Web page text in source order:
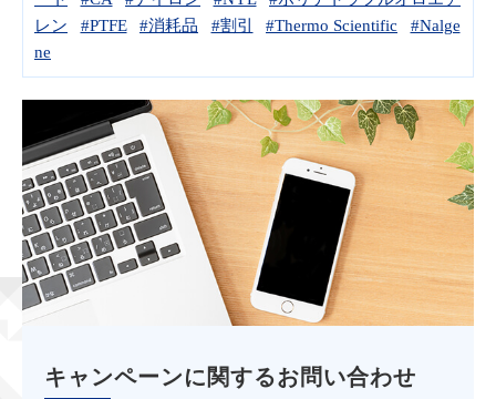
レン
#PTFE #消耗品 #割引 #Thermo Scientific
#Nalge
ne
キャンペーンに関するお問い合わせ